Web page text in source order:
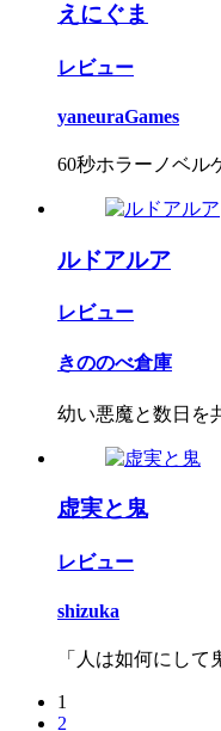
えにぐま
レビュー
yaneuraGames
60秒ホラーノベル
ルドアルア
レビュー
きののべ倉庫
幼い悪魔と数日を
虚実と鬼
レビュー
shizuka
「人は如何にして
1
2